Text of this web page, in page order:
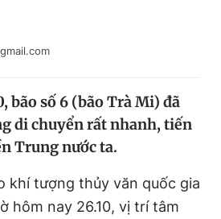
Magazine
bão số 6 (bão Trà Mi) đã
di chuyển rất nhanh, tiến
Trung nước ta.
khí tượng thủy văn quốc gia
hôm nay 26.10, vị trí tâm